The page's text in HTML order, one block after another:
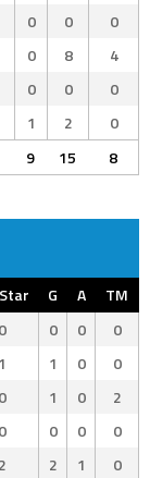
0 0
0
0 8
4
0 0
0
1 2
0
9 15 8
G A
TM
0 0 0
0
1 1 0
0
0 1 0
2
0 0 0
0
2 2 1 0